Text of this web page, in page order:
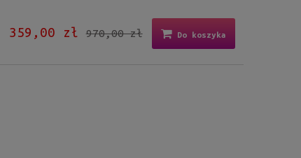
359,00 zł 970,00 zł Do koszyka